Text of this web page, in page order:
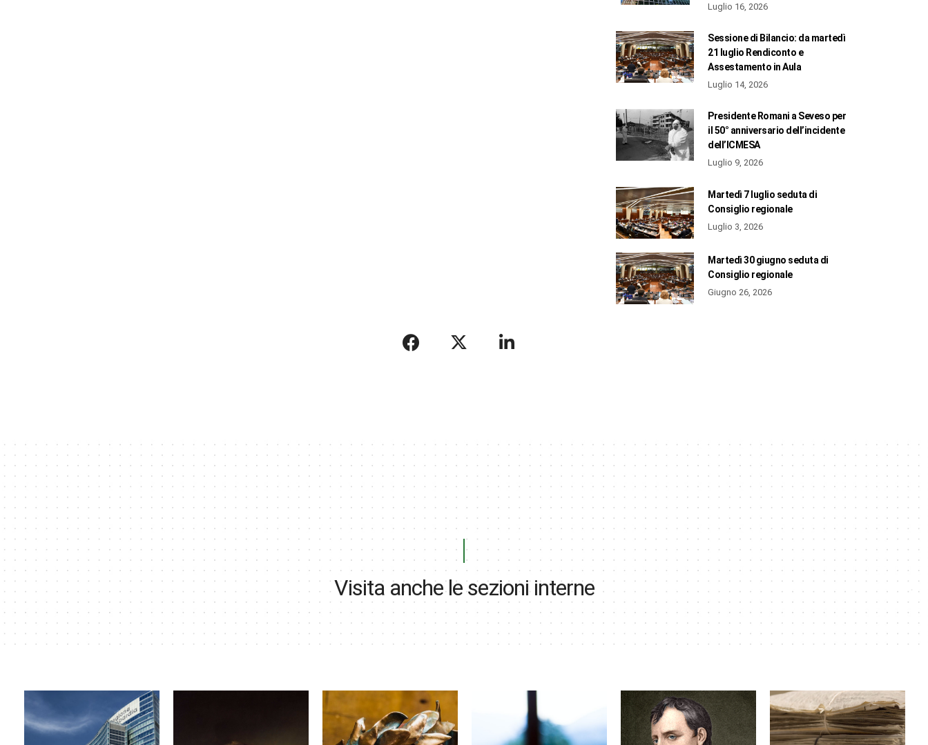
Luglio 16, 2026
Sessione di Bilancio: da martedì
21 luglio Rendiconto e
Assestamento in Aula
Luglio 14, 2026
Presidente Romani a Seveso per
il 50° anniversario dell’incidente
dell’ICMESA
Luglio 9, 2026
Martedì 7 luglio seduta di
Consiglio regionale
Luglio 3, 2026
Martedì 30 giugno seduta di
Consiglio regionale
Giugno 26, 2026
Visita anche le sezioni interne